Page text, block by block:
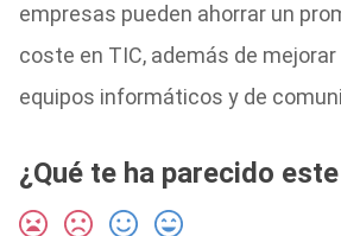
empresas pueden ahorrar un
coste en TIC, además de
equipos informáticos y de
¿Qué te ha parecido